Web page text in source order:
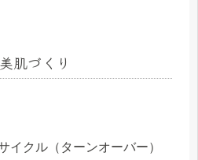
肌づくり
イクル（ターンオーバー）